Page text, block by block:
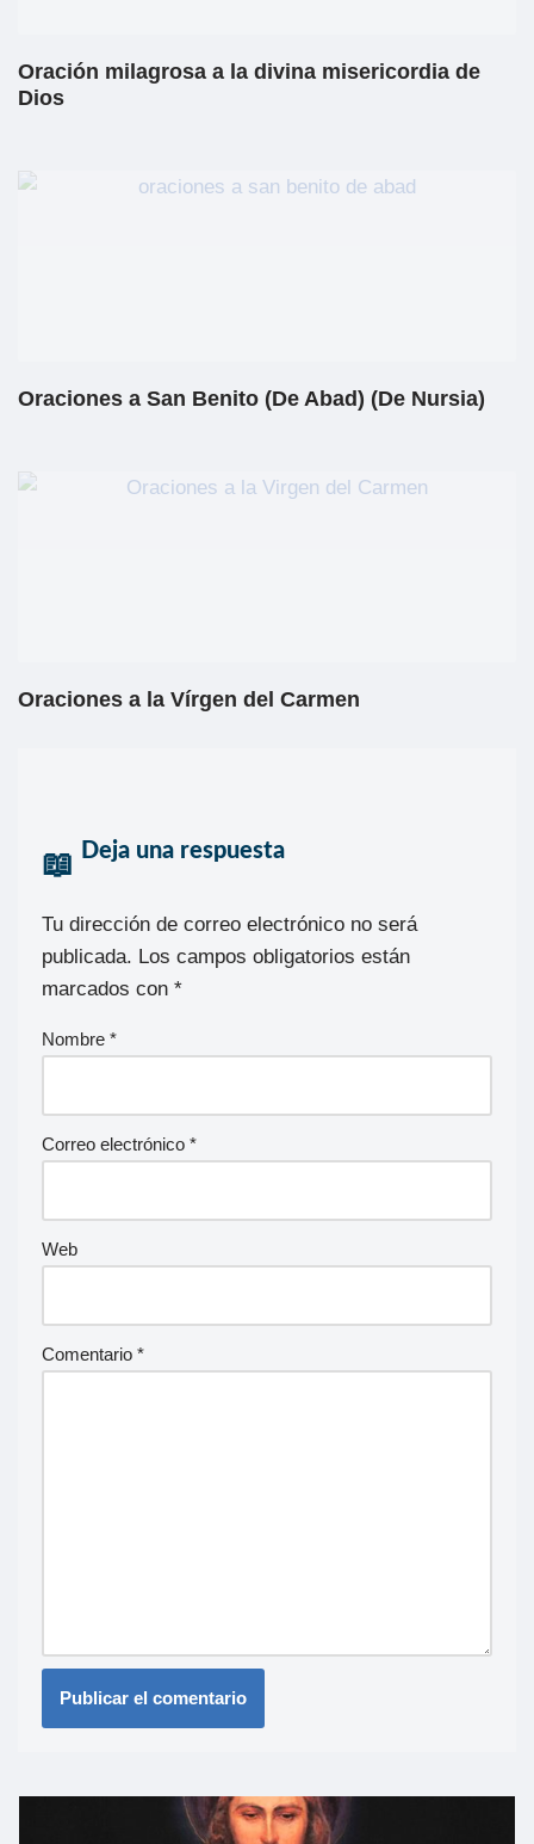
Oración milagrosa a la divina misericordia de
Dios
Oraciones a San Benito (De Abad) (De Nursia)
Oraciones a la Vírgen del Carmen
Deja una respuesta
Tu dirección de correo electrónico no será
publicada. Los campos obligatorios están
marcados con *
Nombre *
Correo electrónico *
Web
Comentario *